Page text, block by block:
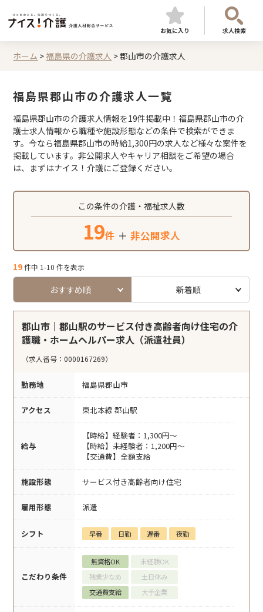
お気に入り 求人検索
ホーム >福島県の介護求人 >郡山市の介護求人
福島県郡山市の介護求人一覧
福島県郡山市の介護求人情報を19件掲載中！福島県郡山市の介
護士求人情報から職種や施設形態などの条件で検索ができま
す。今なら福島県郡山市の時給1,300円の求人など様々な案件を
掲載しています。非公開求人やキャリア相談をご希望の場合
は、まずはナイス！介護にご登録ください。
この条件の介護・福祉求人数
19件 ＋ 非公開求人
19件中 1-10 件を表示
おすすめ順 新着順
郡山市｜郡山駅のサービス付き高齢者向け住宅の介
護職・ホームヘルパー求人（派遣社員）
（求人番号：0000167269）
勤務地 福島県郡山市
アクセス 東北本線 郡山駅
給与
【時給】経験者：1,300円～
【時給】未経験者：1,200円～
【交通費】全額支給
施設形態 サービス付き高齢者向け住宅
雇用形態 派遣
シフト 早番 日勤 遅番 夜勤
こだわり条件
無資格OK
未経験OK
残業少なめ
土日休み
交通費支給
大手企業